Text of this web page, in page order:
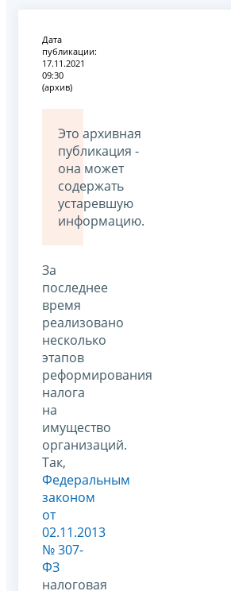
Дата
публикации:
17.11.2021
09:30
(архив)
Это архивная
публикация -
она может
содержать
устаревшую
информацию.
За
последнее
время
реализовано
несколько
этапов
реформирования
налога
на
имущество
организаций.
Так,
Федеральным
законом
от
02.11.2013
№ 307-
ФЗ
налоговая